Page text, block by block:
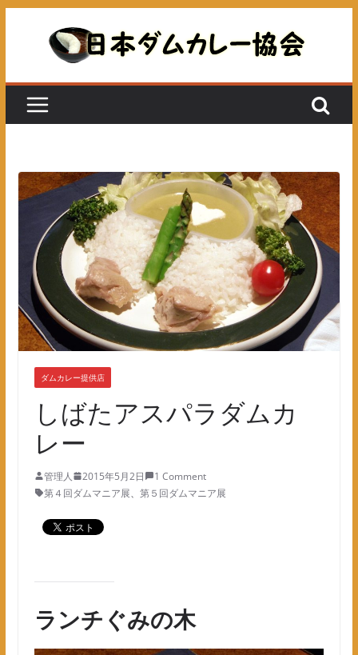
ン
ダムカレー提供店
しばたアスパラダムカ
レー
管理人 2015年5月2日
1 Comment
第４回ダムマニア展、 第５回ダムマニア展
ランチぐみの木